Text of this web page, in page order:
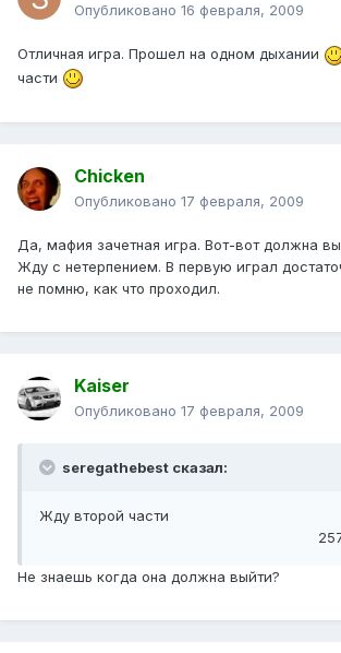
Опубликовано 16 февраля, 2009
Отличная игра. Прошел на одном дыхании
части
Chicken
Опубликовано 17 февраля, 2009
Да, мафия зачетная игра. Вот-вот должна
Жду с нетерпением. В первую играл
не помню, как что проходил.
Kaiser
Опубликовано 17 февраля, 2009
seregathebest сказал:
Жду второй части
Не знаешь когда она должна выйти?